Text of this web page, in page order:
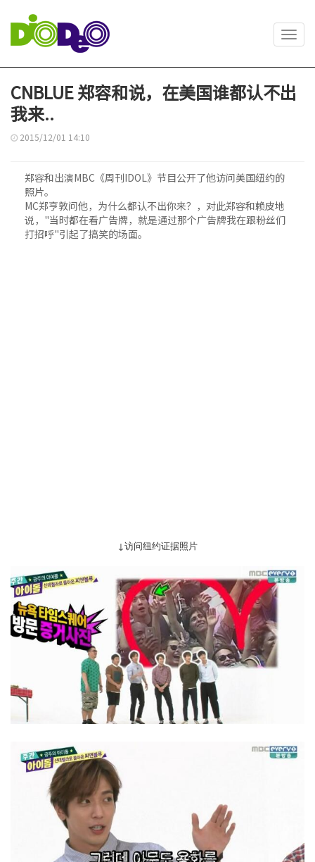
CNBLUE 郑容和说，在美国谁都认不出
我来..
2015/12/01 14:10
郑容和出演MBC《周刊IDOL》节目公开了他访问美国纽约的
照片。
MC郑亨敦问他，为什么都认不出你来？，对此郑容和赖皮地
说，"当时都在看广告牌，就是通过那个广告牌我在跟粉丝们
打招呼"引起了搞笑的场面。
↓访问纽约证据照片